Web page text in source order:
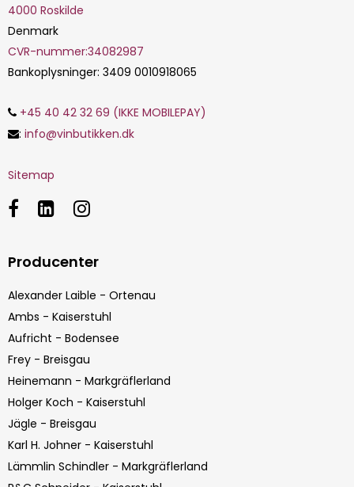
4000 Roskilde
Denmark
CVR-nummer:34082987
Bankoplysninger: 3409 0010918065
+45 40 42 32 69 (IKKE MOBILEPAY)
: info@vinbutikken.dk
Sitemap
Producenter
Alexander Laible - Ortenau
Ambs - Kaiserstuhl
Aufricht - Bodensee
Frey - Breisgau
Heinemann - Markgräflerland
Holger Koch - Kaiserstuhl
Jägle - Breisgau
Karl H. Johner - Kaiserstuhl
Lämmlin Schindler - Markgräflerland